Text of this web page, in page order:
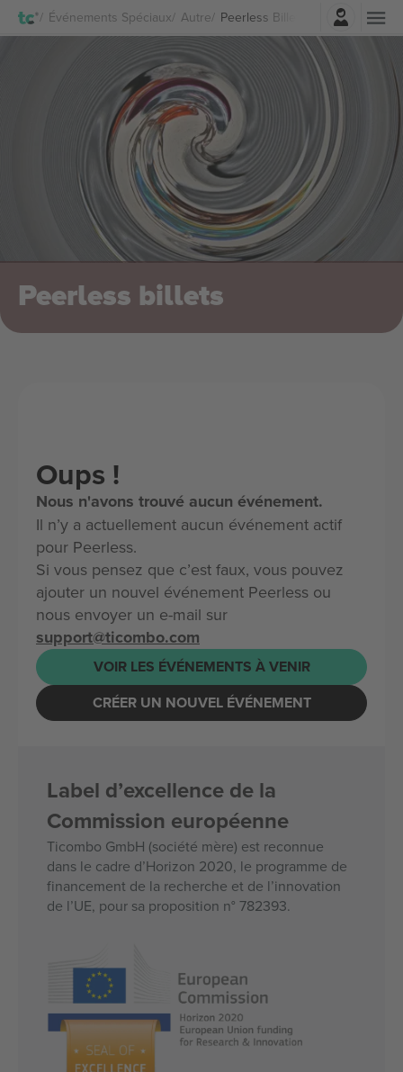
Événements Spéciaux Autre Peerless Billets
Connexion
Peerless billets
Oups !
Nous n'avons trouvé aucun événement.
Il n’y a actuellement aucun événement actif
pour Peerless.
Si vous pensez que c’est faux, vous pouvez
ajouter un nouvel événement Peerless ou
nous envoyer un e-mail sur
support@ticombo.com
VOIR LES ÉVÉNEMENTS À VENIR
CRÉER UN NOUVEL ÉVÉNEMENT
Label d’excellence de la
Commission européenne
Ticombo GmbH (société mère) est reconnue
dans le cadre d’Horizon 2020, le programme de
financement de la recherche et de l’innovation
de l’UE, pour sa proposition n° 782393.